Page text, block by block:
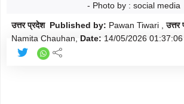
- Photo by : social media
उत्तर प्रदेश Published by: Pawan Tiwari ,
Namita Chauhan,
Date: 14/05/2026